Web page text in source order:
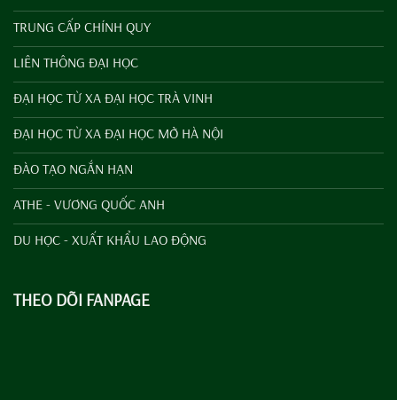
TRUNG CẤP CHÍNH QUY
LIÊN THÔNG ĐẠI HỌC
ĐẠI HỌC TỪ XA ĐẠI HỌC TRÀ VINH
ĐẠI HỌC TỪ XA ĐẠI HỌC MỞ HÀ NỘI
ĐÀO TẠO NGẮN HẠN
ATHE - VƯƠNG QUỐC ANH
DU HỌC - XUẤT KHẨU LAO ĐỘNG
THEO DÕI FANPAGE